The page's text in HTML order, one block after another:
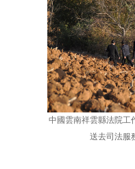
中國雲南祥雲縣法院工
送去司法服